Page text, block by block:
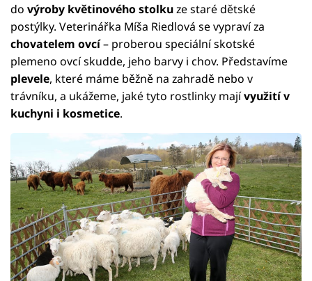
do výroby květinového stolkuze staré dětské
postýlky. Veterinářka Míša Riedlová se vypraví za
chovatelem ovcí– proberou speciální skotské
plemeno ovcí skudde, jeho barvy i chov. Představíme
plevele, které máme běžně na zahradě nebo v
trávníku, a ukážeme, jaké tyto rostlinky majívyužití v
kuchyni i kosmetice.